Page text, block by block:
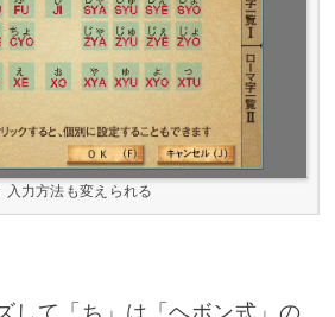
入力方法も変えられる
して「ち」は「ヘボン式」の